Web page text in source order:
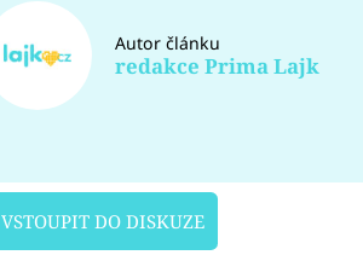
Autor článku
redakce Prima Lajk
VSTOUPIT DO DISKUZE